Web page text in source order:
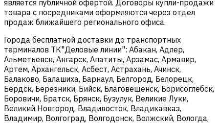
является публичной офертой. Договоры купли-продажи
товара с посредниками оформляются через отдел
продаж ближайшего регионального офиса.
Города бесплатной доставки до транспортных
терминалов ТК"Деловые линии": Абакан, Адлер,
Альметьевск, Ангарск, Апатиты, Арзамас, Армавир,
Артем, Архангельск, Асбест, Астрахань, Ачинск,
Балаково, Балашиха, Барнаул, Белгород, Белорецк,
Бердск, Березники, Бийск, Благовещенск, Борисоглебск,
Боровичи, Братск, Брянск, Бузулук, Великие Луки,
Великий Новгород, Владивосток, Владикавказ,
Владимир, Волгоград, Волгодонск, Волжский, Вологда,